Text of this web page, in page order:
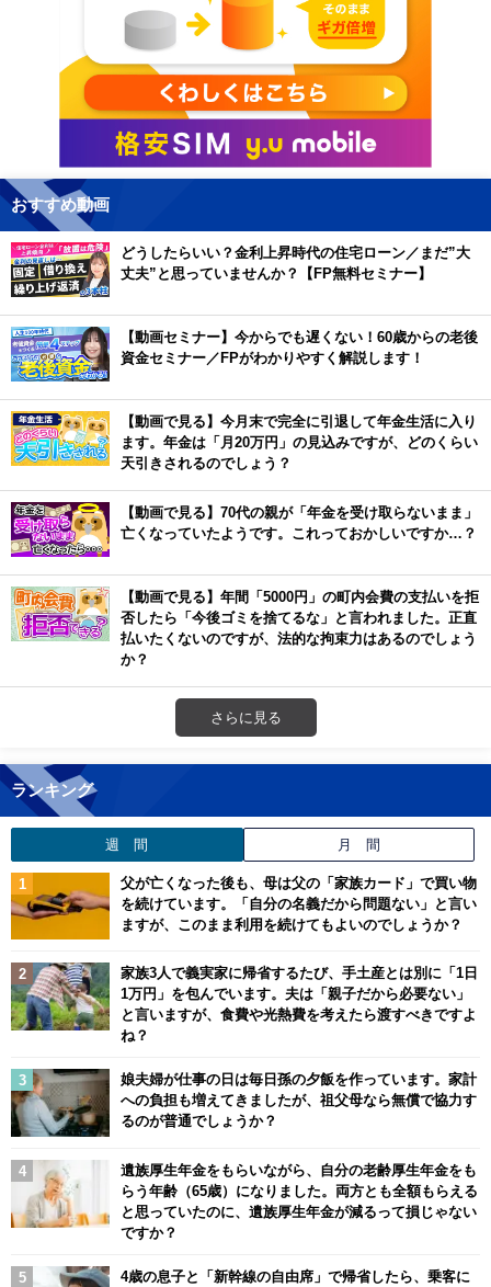
おすすめ動画
どうしたらいい？金利上昇時代の住宅ローン／まだ”大
丈夫”と思っていませんか？【FP無料セミナー】
【動画セミナー】今からでも遅くない！60歳からの老後
資金セミナー／FPがわかりやすく解説します！
【動画で見る】今月末で完全に引退して年金生活に入り
ます。年金は「月20万円」の見込みですが、どのくらい
天引きされるのでしょう？
【動画で見る】70代の親が「年金を受け取らないまま」
亡くなっていたようです。これっておかしいですか…？
【動画で見る】年間「5000円」の町内会費の支払いを拒
否したら「今後ゴミを捨てるな」と言われました。正直
払いたくないのですが、法的な拘束力はあるのでしょう
か？
さらに見る
ランキング
週 間 月 間
父が亡くなった後も、母は父の「家族カード」で買い物
を続けています。「自分の名義だから問題ない」と言い
ますが、このまま利用を続けてもよいのでしょうか？
家族3人で義実家に帰省するたび、手土産とは別に「1日
1万円」を包んでいます。夫は「親子だから必要ない」
と言いますが、食費や光熱費を考えたら渡すべきですよ
ね？
娘夫婦が仕事の日は毎日孫の夕飯を作っています。家計
への負担も増えてきましたが、祖父母なら無償で協力す
るのが普通でしょうか？
遺族厚生年金をもらいながら、自分の老齢厚生年金をも
らう年齢（65歳）になりました。両方とも全額もらえる
と思っていたのに、遺族厚生年金が減るって損じゃない
ですか？
4歳の息子と「新幹線の自由席」で帰省したら、乗客に